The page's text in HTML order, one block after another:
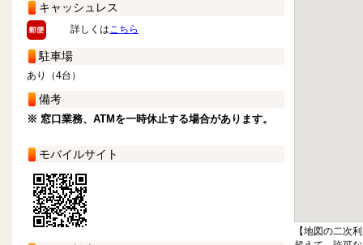
キャッシュレス
詳しくはこちら
駐車場
あり（4台）
備考
※ 窓口業務、ATMを一時休止する場合があります。
モバイルサイト
【地図の二次